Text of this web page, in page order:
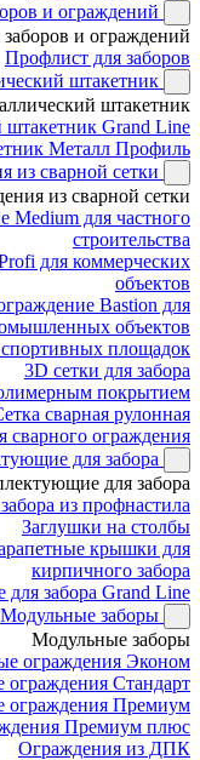
и ограждений
и ограждений
Профлист для заборов
штакетник
штакетник
штакетник Grand Line
Металл Профиль
из сварной сетки
из сварной сетки
Medium для частного
строительства
для коммерческих
объектов
Bastion для
объектов
площадок
3D сетки для забора
покрытием
сварная рулонная
сварного ограждения
для забора
для забора
из профнастила
Заглушки на столбы
крышки для
кирпичного забора
забора Grand Line
Модульные заборы
Модульные заборы
ограждения Эконом
Стандарт
ограждения Премиум
Премиум плюс
Ограждения из ДПК